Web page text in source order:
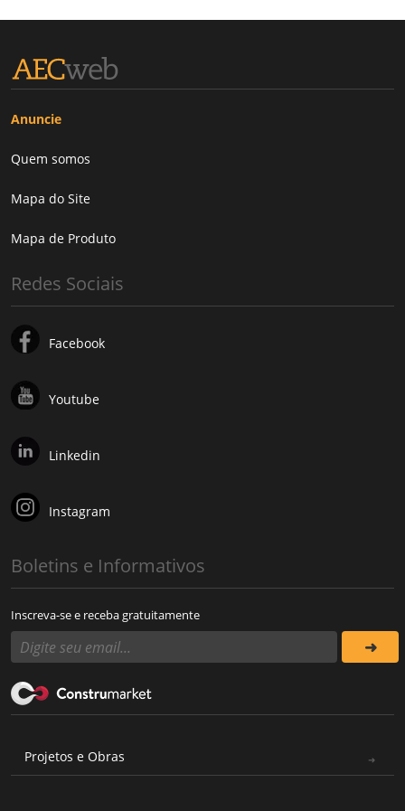
Anuncie
Quem somos
Mapa do Site
Mapa de Produto
Redes Sociais
Facebook
Youtube
Linkedin
Instagram
Boletins e Informativos
Inscreva-se e receba gratuitamente
Projetos e Obras